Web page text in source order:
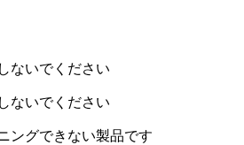
ないでください
ないでください
ングできない製品です